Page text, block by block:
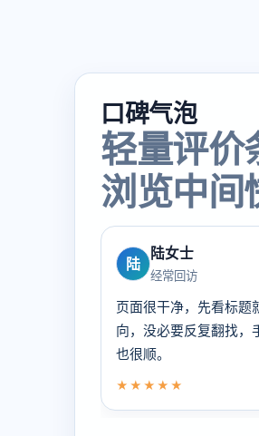
口碑气泡
轻量评价
浏览中间
陆
陆女士
经常回访
页面很干净，先看标题
向，没必要反复翻找，
也很顺。
★★★★★